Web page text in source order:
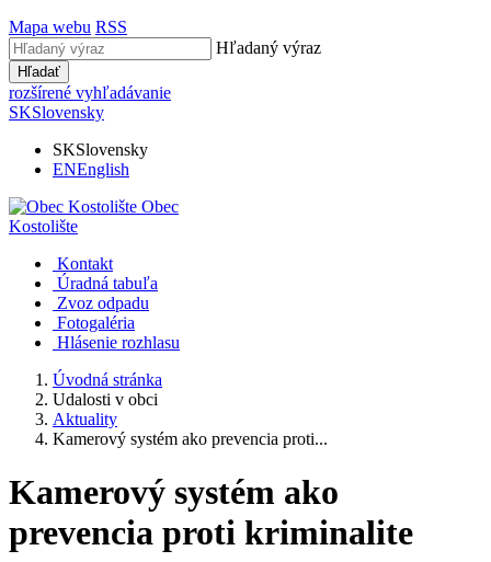
Mapa webu RSS
Hľadaný výraz
Hľadať
rozšírené vyhľadávanie
SKSlovensky
SKSlovensky
ENEnglish
Obec
Kostolište
Kontakt
Úradná tabuľa
Zvoz odpadu
Fotogaléria
Hlásenie rozhlasu
Úvodná stránka
Udalosti v obci
Aktuality
Kamerový systém ako prevencia proti...
Kamerový systém ako
prevencia proti kriminalite